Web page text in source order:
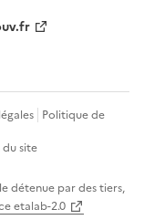
Politique de
du site
détenue par des tiers,
etalab-2.0